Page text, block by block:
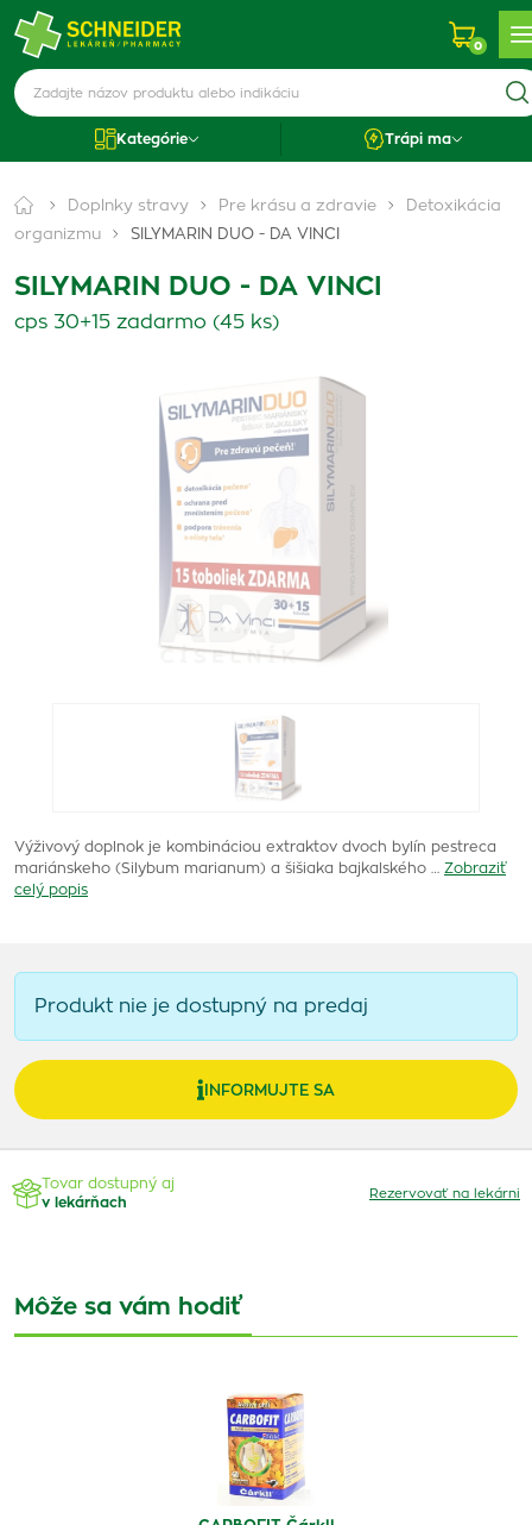
0
Kategórie Trápi ma
Doplnky stravy Pre krásu a zdravie
Detoxikácia
organizmu
SILYMARIN DUO - DA VINCI
SILYMARIN DUO - DA VINCI
cps 30+15 zadarmo (45 ks)
Výživový doplnok je kombináciou extraktov dvoch bylín pestreca
mariánskeho (Silybum marianum) a šišiaka bajkalského …
Zobraziť
celý popis
Produkt nie je dostupný na predaj
INFORMUJTE SA
Tovar dostupný aj
v lekárňach
Rezervovať na lekárni
Môže sa vám hodiť